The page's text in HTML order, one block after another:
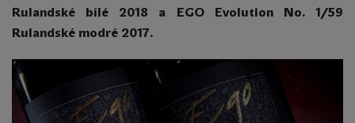
Rulandské bílé 2018 a EGO Evolution No. 1/59
Rulandské modré 2017.